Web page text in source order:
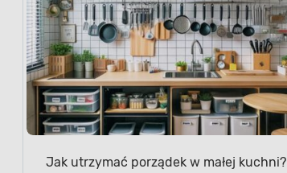
Jak utrzymać porządek w małej kuchni?